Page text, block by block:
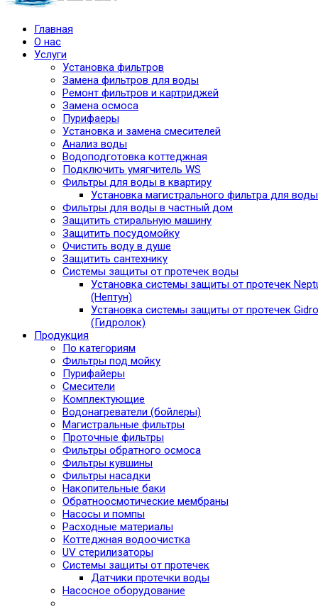
Главная
О нас
Услуги
Установка фильтров
Замена фильтров для воды
Ремонт фильтров и картриджей
Замена осмоса
Пурифаеры
Установка и замена смесителей
Анализ воды
Водоподготовка коттеджная
Подключить умягчитель WS
Фильтры для воды в квартиру
Установка магистрального фильтра для воды
Фильтры для воды в частный дом
Защитить стиральную машину
Защитить посудомойку
Очистить воду в душе
Защитить сантехнику
Системы защиты от протечек воды
Установка системы защиты от протечек
(Нептун)
Установка системы защиты от протечек
(Гидролок)
Продукция
По категориям
Фильтры под мойку
Пурифайеры
Смесители
Комплектующие
Водонагреватели (бойлеры)
Магистральные фильтры
Проточные фильтры
Фильтры обратного осмоса
Фильтры кувшины
Фильтры насадки
Накопительные баки
Обратноосмотические мембраны
Насосы и помпы
Расходные материалы
Коттеджная водоочистка
UV стерилизаторы
Системы защиты от протечек
Датчики протечки воды
Насосное оборудование